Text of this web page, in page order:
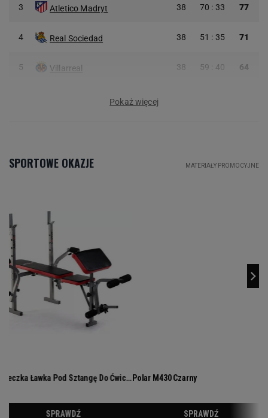
3 Atletico Madryt 38 70 : 33 77
4 Real Sociedad 38 51 : 35 71
5 Villarreal 38 59 : 40 64
Pokaż więcej